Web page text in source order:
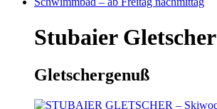
Stubaier Gletscher
Gletschergenuß